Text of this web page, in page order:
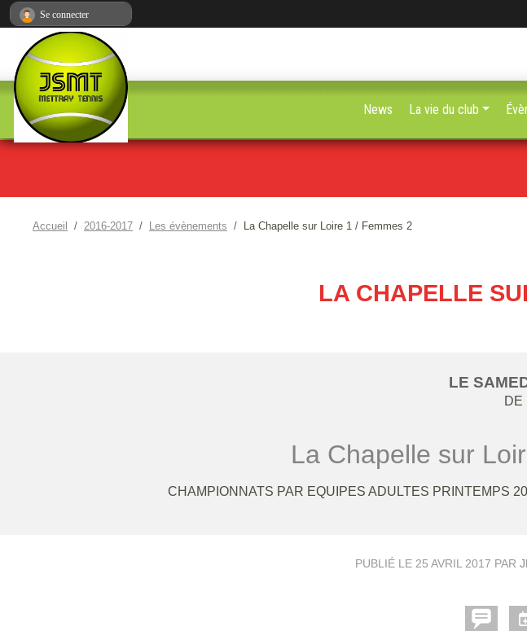
Accueil 2016-2017 Les évènements La Chapelle sur Loire 1 / Femmes 2
LA CHAPELLE
LE
DE
La Chapelle sur
CHAMPIONNATS PAR EQUIPES ADULTES PRINTEMPS
PUBLIÉ LE 25 AVRIL 2017 PAR
News La vie du club
Se connecter
Panneau de gestion des cookies